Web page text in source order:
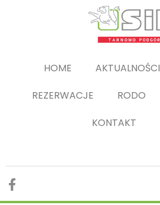
HOME AKTUALNOŚCI
REZERWACJE
RODO
KONTAKT